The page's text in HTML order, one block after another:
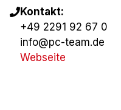
Kontakt:
+49 2291 92 67 0
info@pc-team.de
Webseite